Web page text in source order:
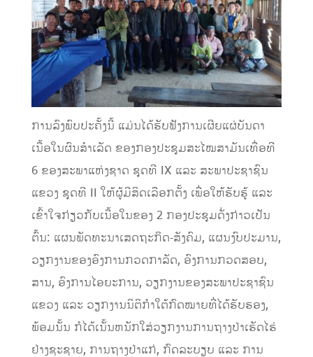
ການລົງພົບປະຄັ້ງນີ້ ແມ່ນໄດ້ຮັບຟັງການເຜີຍແຜ່ບັນດາ
ເນື້ອໃນຜົນສໍາເລັດ ຂອງກອງປະຊຸມສະໄໝສາມັນເທື່ອທີ
6 ຂອງສະພາແຫ່ງຊາດ ຊຸດທີ IX ແລະ ສະພາປະຊາຊົນ
ແຂວງ ຊຸດທີ II ໃຫ້ຜູ້ມີສິດເລືອກຕັ້ງ ເພື່ອໃຫ້ຮັບຮູ້ ແລະ
ເຂົ້າໃຈກ່ຽວກັບເນື້ອໃນຂອງ 2 ກອງປະຊຸມດັ່ງກ່າວເປັນ
ຕົ້ນ: ແຜນພັດທະນາເສດຖະກິດ-ສັງຄົມ,​ ແຜນງົບປະມານ,​
ວຽກງານຂອງອົງການກວດກາລັດ,​ ອົງການກວດສອບ,​
ສານ, ອົງການໄອຍະການ,​ ວຽກງານຂອງສະພາປະຊາຊົນ
ແຂວງ ແລະ ວຽກງານນິຕິກຳໃຕ້ກົດໝາຍທີ່ໄດ້ຮັບຮອງ,​
ພ້ອມນັ້ນ ກໍໄດ້ເນັ້ນຫນັກໃສ່ວຽກງານການຖາງປ່າເຮັດໄຮ່
ຢ່າງຊະຊາຍ,​ ການຖາງປ່າແກ່,​ ກົດລະບຽບ ແລະ ການ